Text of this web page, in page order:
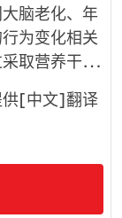
脑老化、年
为变化相关
取营养干预
供[中文]翻译